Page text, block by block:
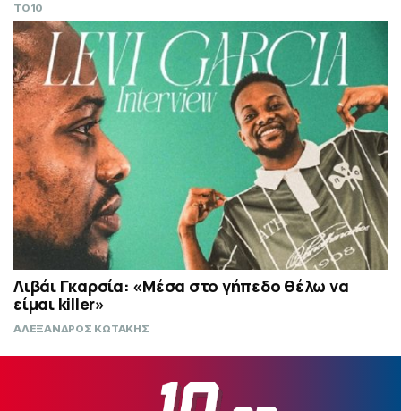
TO10
Λιβάι Γκαρσία: «Μέσα στο γήπεδο θέλω να
είμαι killer»
ΑΛΕΞΑΝΔΡΟΣ ΚΩΤΑΚΗΣ